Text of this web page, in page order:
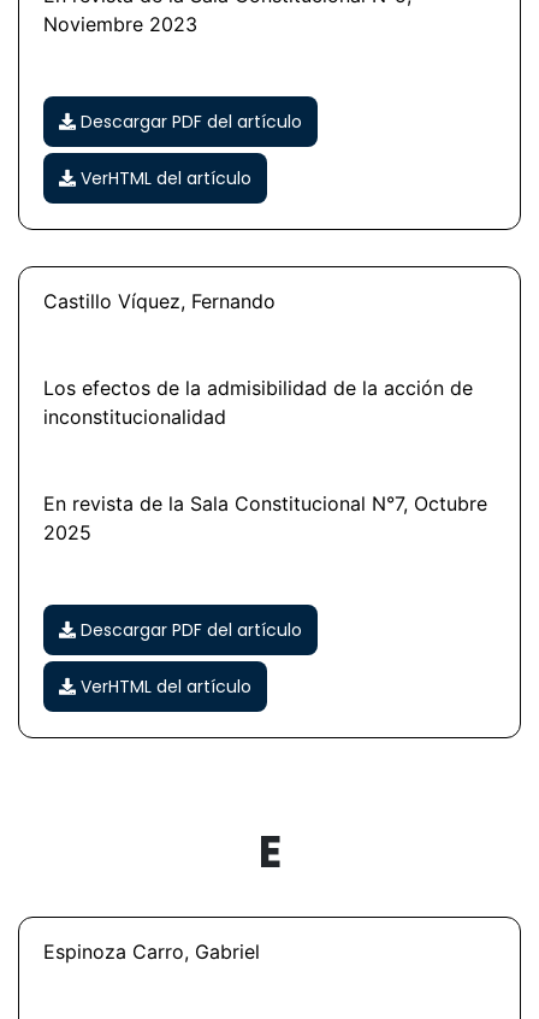
Noviembre 2023
Descargar PDF del artículo
VerHTML del artículo
Castillo Víquez, Fernando
Los efectos de la admisibilidad de la acción de
inconstitucionalidad
En revista de la Sala Constitucional N°7, Octubre
2025
Descargar PDF del artículo
VerHTML del artículo
E
Espinoza Carro, Gabriel